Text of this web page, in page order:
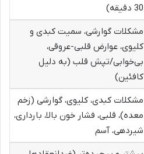
30 دقیقه)
مشکلات گوارشی، سمیت کبدی و
کلیوی، عوارض قلبی-عروقی،
بی‌خوابی/تپش قلب (به دلیل
کافئین)
مشکلات کبدی، کلیوی، گوارشی (زخم
معده)، قلبی، فشار خون بالا، بارداری،
شیردهی، آسم